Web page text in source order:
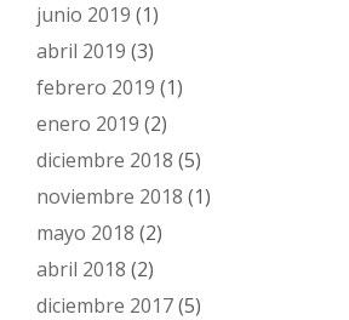
junio 2019 (1)
abril 2019 (3)
febrero 2019 (1)
enero 2019 (2)
diciembre 2018 (5)
noviembre 2018 (1)
mayo 2018 (2)
abril 2018 (2)
diciembre 2017(5)